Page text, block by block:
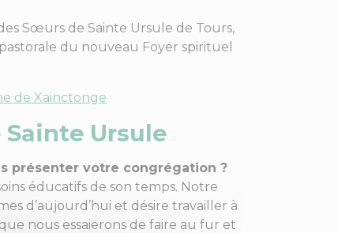
Sœurs de Sainte Ursule de Tours,
du nouveau Foyer spirituel
de Xainctonge
Ursule
présenter votre congrégation ?
éducatifs de son temps. Notre
d’aujourd’hui et désire travailler à
nous essaierons de faire au fur et